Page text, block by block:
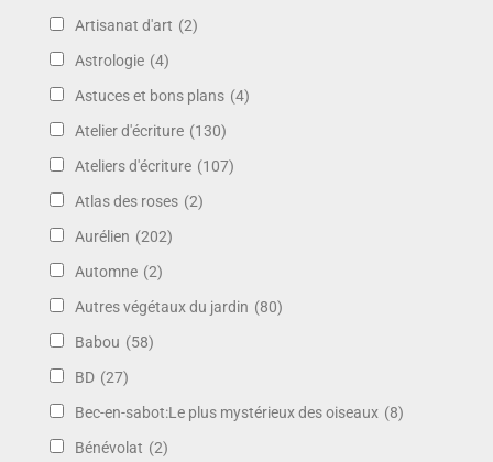
Artisanat d'art (2)
Astrologie (4)
Astuces et bons plans (4)
Atelier d'écriture (130)
Ateliers d'écriture (107)
Atlas des roses (2)
Aurélien (202)
Automne (2)
Autres végétaux du jardin (80)
Babou (58)
BD (27)
Bec-en-sabot:Le plus mystérieux des oiseaux (8)
Bénévolat (2)